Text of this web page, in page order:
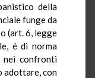
della
funge da
(art. 6, legge
é di norma
confronti
adottare, con